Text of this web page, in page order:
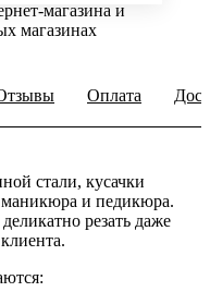
магазина и
магазинах
Оплата
стали, кусачки
маникюра и педикюра.
резать даже